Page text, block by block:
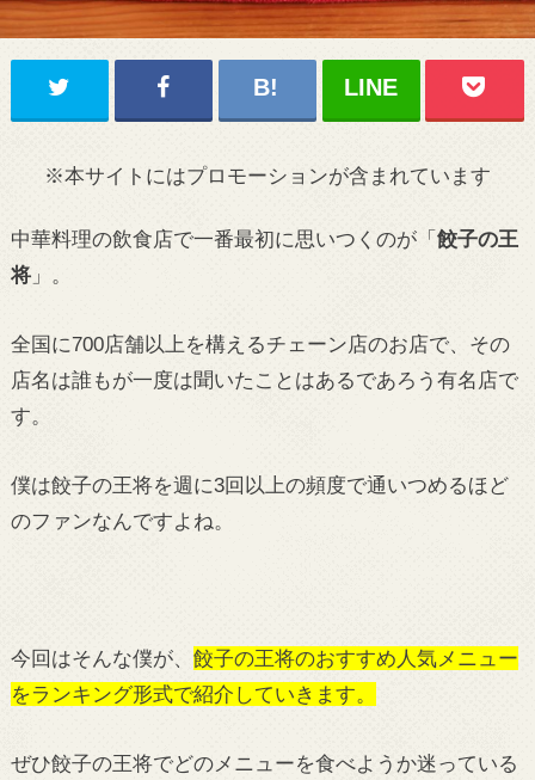
※本サイトにはプロモーションが含まれています
中華料理の飲食店で一番最初に思いつくのが「 餃子の王
将」。
全国に700店舗以上を構えるチェーン店のお店で、その
店名は誰もが一度は聞いたことはあるであろう有名店で
す。
僕は餃子の王将を週に3回以上の頻度で通いつめるほど
のファンなんですよね。
今回はそんな僕が、 餃子の王将のおすすめ人気メニュー
をランキング形式で紹介していきます。
ぜひ餃子の王将でどのメニューを食べようか迷っている